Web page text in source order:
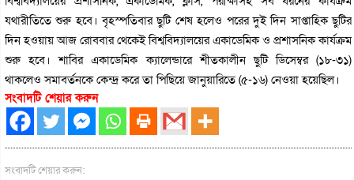
যথারীতিতে শুরু হবে। বৃহস্পতিবার ছুটি শেষ হলেও পরের দুই দিন সাপ্তাহিক ছুটির
দিন হওয়ায় আজ রোববার থেকেই বিশ্ববিদ্যালয়ের একাডেমিক ও প্রশাসনিক কার্যক্রম
শুরু হবে। শাবির একাডেমিক ক্যালেন্ডারে শীতকালীন ছুটি ডিসেম্বর (১৮-৩১)
থাকলেও সমাবর্তনকে কেন্দ্র করে তা পিছিয়ে জানুয়ারিতে (৫-১৬) নেওয়া হয়েছিল।
সংবাদটি শেয়ার করুন
সংবাদটি শেয়ার করুন: